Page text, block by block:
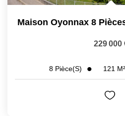
Maison Oyonnax 8
229 000
8 Pièce(s) 121 M²